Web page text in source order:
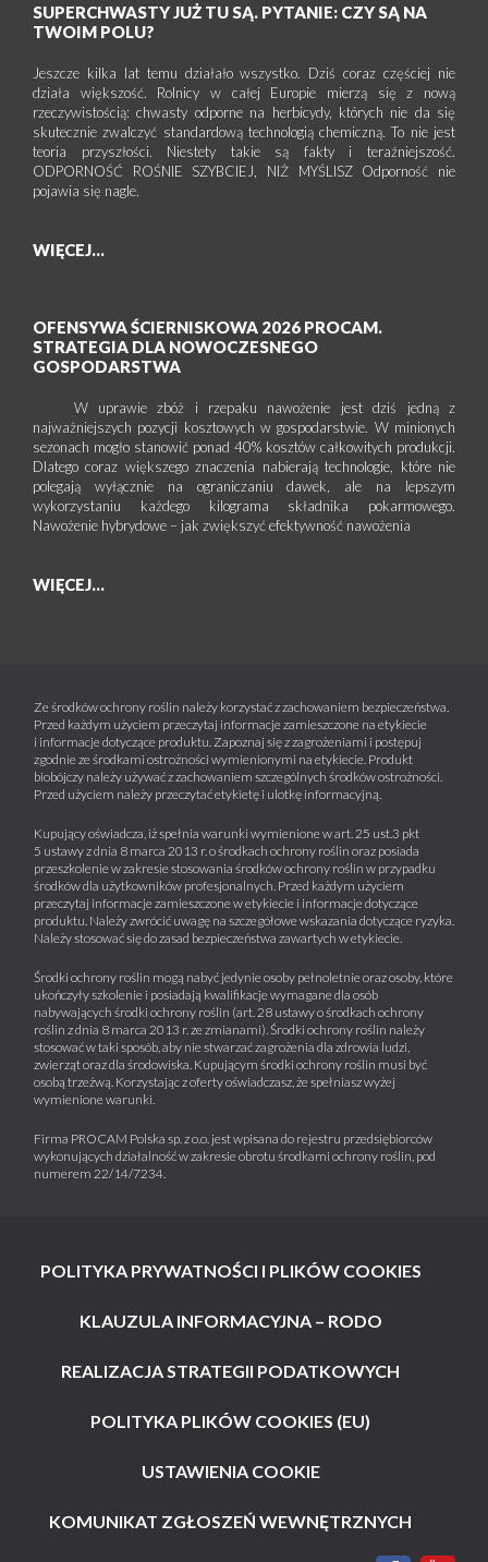
SUPERCHWASTY JUŻ TU SĄ. PYTANIE: CZY SĄ NA
TWOIM POLU?
Jeszcze kilka lat temu działało wszystko. Dziś coraz częściej nie
działa większość. Rolnicy w całej Europie mierzą się z nową
rzeczywistością: chwasty odporne na herbicydy, których nie da się
skutecznie zwalczyć standardową technologią chemiczną. To nie jest
teoria przyszłości. Niestety takie są fakty i teraźniejszość.
ODPORNOŚĆ ROŚNIE SZYBCIEJ, NIŻ MYŚLISZ Odporność nie
pojawia się nagle.
WIĘCEJ...
OFENSYWA ŚCIERNISKOWA 2026 PROCAM.
STRATEGIA DLA NOWOCZESNEGO
GOSPODARSTWA
W uprawie zbóż i rzepaku nawożenie jest dziś jedną z
najważniejszych pozycji kosztowych w gospodarstwie. W minionych
sezonach mogło stanowić ponad 40% kosztów całkowitych produkcji.
Dlatego coraz większego znaczenia nabierają technologie, które nie
polegają wyłącznie na ograniczaniu dawek, ale na lepszym
wykorzystaniu każdego kilograma składnika pokarmowego.
Nawożenie hybrydowe – jak zwiększyć efektywność nawożenia
WIĘCEJ...
Ze środków ochrony roślin należy korzystać z zachowaniem bezpieczeństwa.
Przed każdym użyciem przeczytaj informacje zamieszczone na etykiecie
i informacje dotyczące produktu. Zapoznaj się z zagrożeniami i postępuj
zgodnie ze środkami ostrożności wymienionymi na etykiecie. Produkt
biobójczy należy używać z zachowaniem szczególnych środków ostrożności.
Przed użyciem należy przeczytać etykietę i ulotkę informacyjną.
Kupujący oświadcza, iż spełnia warunki wymienione w art. 25 ust.3 pkt
5 ustawy z dnia 8 marca 2013 r. o środkach ochrony roślin oraz posiada
przeszkolenie w zakresie stosowania środków ochrony roślin w przypadku
środków dla użytkowników profesjonalnych. Przed każdym użyciem
przeczytaj informacje zamieszczone w etykiecie i informacje dotyczące
produktu. Należy zwrócić uwagę na szczegółowe wskazania dotyczące ryzyka.
Należy stosować się do zasad bezpieczeństwa zawartych w etykiecie.
Środki ochrony roślin mogą nabyć jedynie osoby pełnoletnie oraz osoby, które
ukończyły szkolenie i posiadają kwalifikacje wymagane dla osób
nabywających środki ochrony roślin (art. 28 ustawy o środkach ochrony
roślin z dnia 8 marca 2013 r. ze zmianami). Środki ochrony roślin należy
stosować w taki sposób, aby nie stwarzać zagrożenia dla zdrowia ludzi,
zwierząt oraz dla środowiska. Kupującym środki ochrony roślin musi być
osobą trzeźwą. Korzystając z oferty oświadczasz, że spełniasz wyżej
wymienione warunki.
Firma PROCAM Polska sp. z o.o. jest wpisana do rejestru przedsiębiorców
wykonujących działalność w zakresie obrotu środkami ochrony roślin, pod
numerem 22/14/7234.
POLITYKA PRYWATNOŚCI I PLIKÓW COOKIES
KLAUZULA INFORMACYJNA – RODO
REALIZACJA STRATEGII PODATKOWYCH
POLITYKA PLIKÓW COOKIES (EU)
USTAWIENIA COOKIE
KOMUNIKAT ZGŁOSZEŃ WEWNĘTRZNYCH